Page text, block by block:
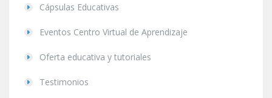
Cápsulas Educativas
Eventos Centro Virtual de Aprendizaje
Oferta educativa y tutoriales
Testimonios